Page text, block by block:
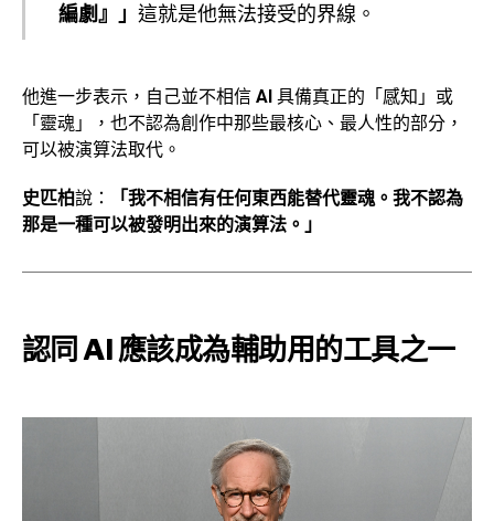
編劇』」 這就是他無法接受的界線。
他進一步表示，自己並不相信 AI 具備真正的「感知」或
「靈魂」，也不認為創作中那些最核心、最人性的部分，
可以被演算法取代。
史匹柏說：
「我不相信有任何東西能替代靈魂。我不認為
那是一種可以被發明出來的演算法。」
認同 AI 應該成為輔助用的工具之一